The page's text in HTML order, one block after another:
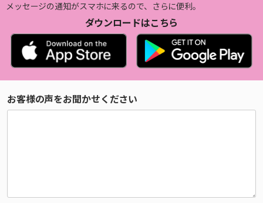
メッセージの通知がスマホに来るので、さらに便利。
ダウンロードはこちら
お客様の声をお聞かせください